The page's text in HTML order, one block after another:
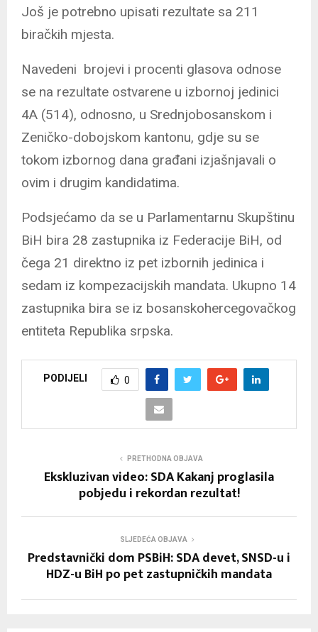
Još je potrebno upisati rezultate sa 211
biračkih mjesta.
Navedeni brojevi i procenti glasova odnose
se na rezultate ostvarene u izbornoj jedinici
4A (514), odnosno, u Srednjobosanskom i
Zeničko-dobojskom kantonu, gdje su se
tokom izbornog dana građani izjašnjavali o
ovim i drugim kandidatima.
Podsjećamo da se u Parlamentarnu Skupštinu
BiH bira 28 zastupnika iz Federacije BiH, od
čega 21 direktno iz pet izbornih jedinica i
sedam iz kompezacijskih mandata. Ukupno 14
zastupnika bira se iz bosanskohercegovačkog
entiteta Republika srpska.
PODIJELI 0
PRETHODNA OBJAVA
Ekskluzivan video: SDA Kakanj proglasila
pobjedu i rekordan rezultat!
SLJEDEĆA OBJAVA
Predstavnički dom PSBiH: SDA devet, SNSD-u i
HDZ-u BiH po pet zastupničkih mandata